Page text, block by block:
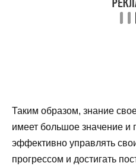
Таким образом, знание
имеет большое значение и
эффективно управлять
прогрессом и достигать